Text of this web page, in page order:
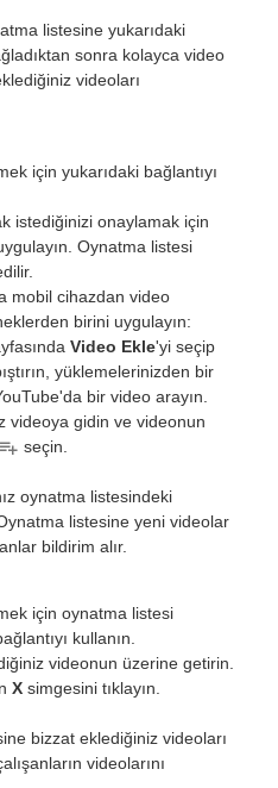
listesine yukarıdaki
sonra kolayca video
videoları
için yukarıdaki bağlantıyı
istediğinizi onaylamak için
Oynatma listesi
mobil cihazdan video
birini uygulayın:
Video Ekle'yi seçip
yüklemelerinizden bir
bir video arayın.
videoya gidin ve videonun
seçin.
oynatma listesindeki
listesine yeni videolar
bildirim alır.
için oynatma listesi
kullanın.
videonun üzerine getirin.
Xsimgesini tıklayın.
bizzat eklediğiniz videoları
videolarını